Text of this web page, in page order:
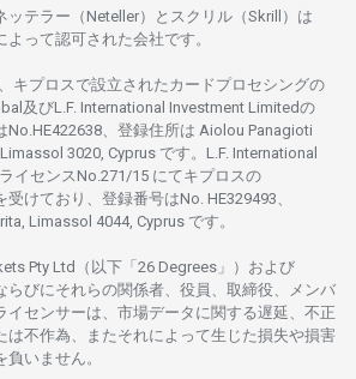
ッテラー （Neteller）と スクリル （Skrill）は
よって認可さ れた会社です。
キプロスで設立さ れた カードプロセシングの
及びL.F. International Investment Limitedの
No.HE422638、 登録住所は Aiolou Panagioti
3020, Cyprus です。L.F. International
ライセンスNo.271/15 にてキプロスの
受けており、 登録番号はNo. HE329493、
Limassol 4044, Cyprus です。
Pty Ltd（以下「26 Degrees」） および
らびにそれらの関係者、役員、取締役、メンバ
センサーは、 市場データに関する遅延、不正
は不作為、 またそれに よって生じた損失や損害
負いません。